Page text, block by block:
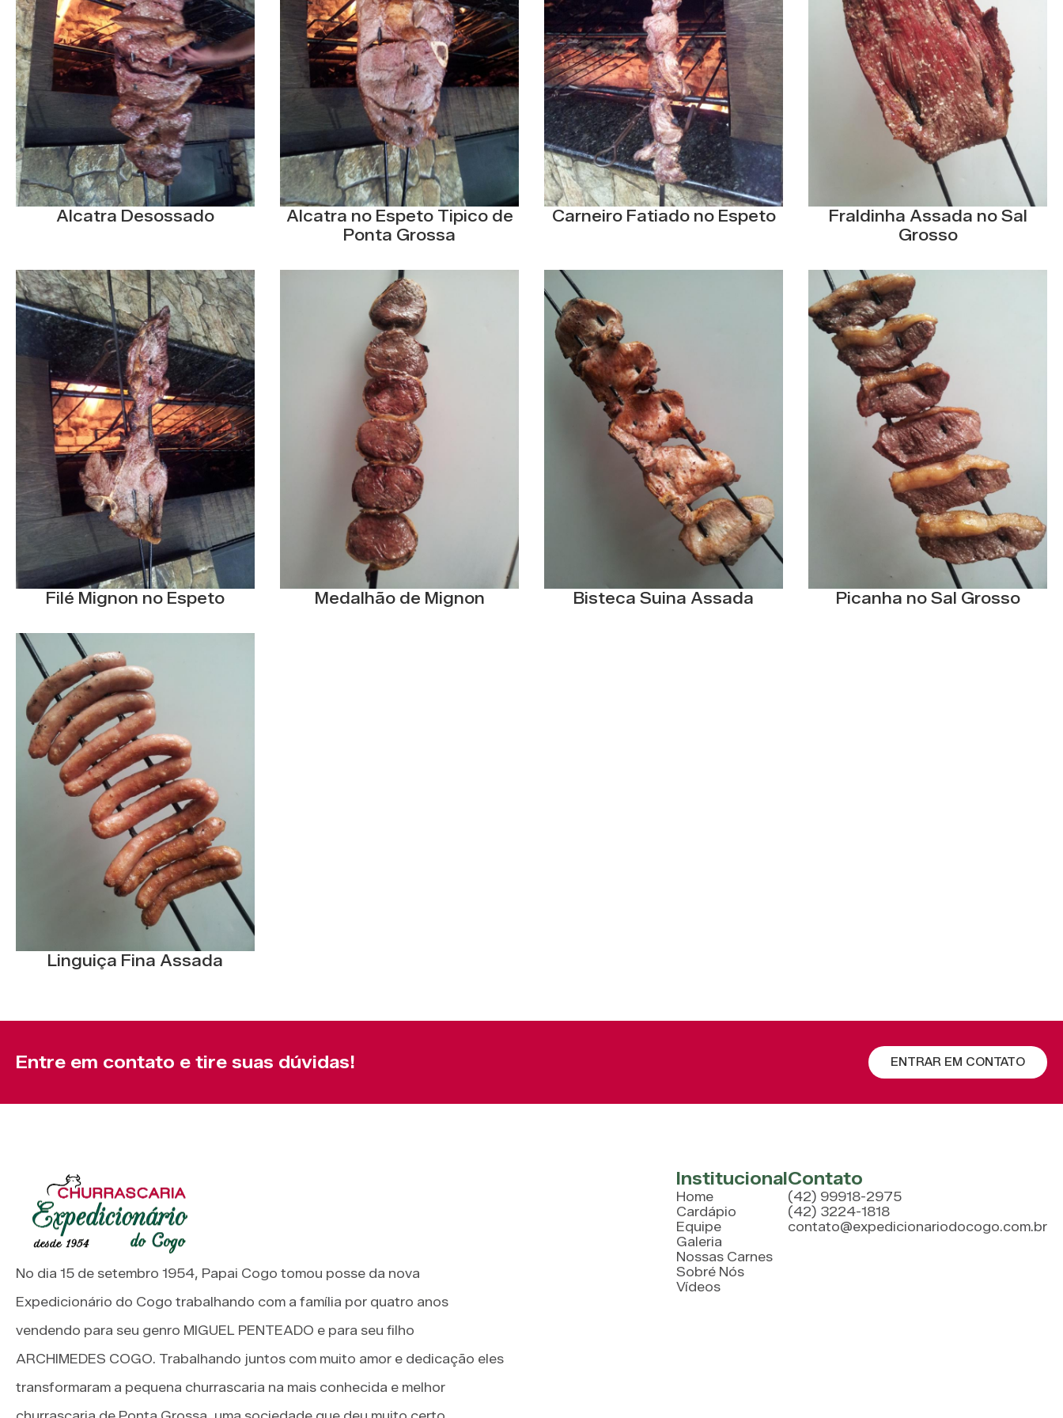
Alcatra Desossado
Alcatra no Espeto Tipico de
Ponta Grossa
Carneiro Fatiado no Espeto
Fraldinha Assada no Sal
Grosso
Filé Mignon no Espeto Medalhão de Mignon Bisteca Suina Assada Picanha no Sal Grosso
Linguiça Fina Assada
Entre em contato e tire suas dúvidas! ENTRAR EM CONTATO
No dia 15 de setembro 1954, Papai Cogo tomou posse da nova
Expedicionário do Cogo trabalhando com a família por quatro anos
vendendo para seu genro MIGUEL PENTEADO e para seu filho
ARCHIMEDES COGO. Trabalhando juntos com muito amor e dedicação eles
transformaram a pequena churrascaria na mais conhecida e melhor
Institucional
Home
Cardápio
Equipe
Galeria
Nossas Carnes
Sobré Nós
Vídeos
Contato
(42) 99918-2975
(42) 3224-1818
contato@expedicionariodocogo.com.br